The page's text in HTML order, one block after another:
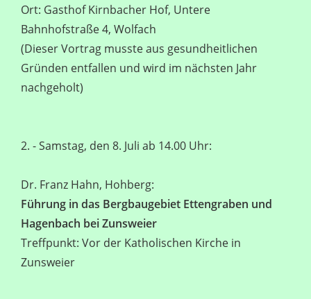
Ort: Gasthof Kirnbacher Hof, Untere
Bahnhofstraße 4, Wolfach
(Dieser Vortrag musste aus gesundheitlichen
Gründen entfallen und wird im nächsten Jahr
nachgeholt)
2. - Samstag, den 8. Juli ab 14.00 Uhr:
Dr. Franz Hahn, Hohberg:
Führung in das Bergbaugebiet Ettengraben und
Hagenbach bei Zunsweier
Treffpunkt: Vor der Katholischen Kirche in
Zunsweier